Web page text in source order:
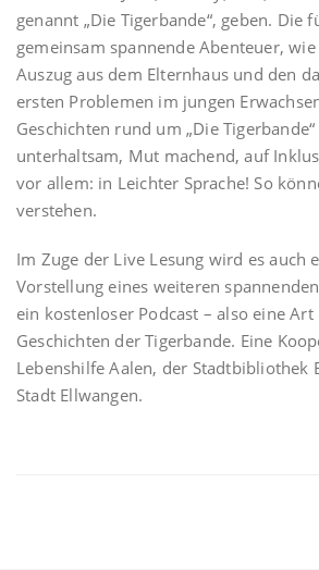
genannt „Die Tigerbande“, geben. Die
gemeinsam spannende Abenteuer,
Auszug aus dem Elternhaus und den
ersten Problemen im jungen
Geschichten rund um „Die
unterhaltsam, Mut machend, auf
vor allem: in Leichter Sprache! So
verstehen.
Im Zuge der Live Lesung wird es auch
Vorstellung eines weiteren
ein kostenloser Podcast – also eine
Geschichten der Tigerbande. Eine
Lebenshilfe Aalen, der Stadtbibliothek
Stadt Ellwangen.